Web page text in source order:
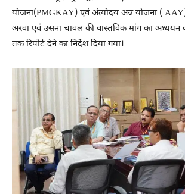
योजना(PMGKAY) एवं अंत्योदय अन्न योजना (
अरवा एवं उसना चावल की वास्तविक मांग का
तक रिपोर्ट देने का निर्देश दिया गया।